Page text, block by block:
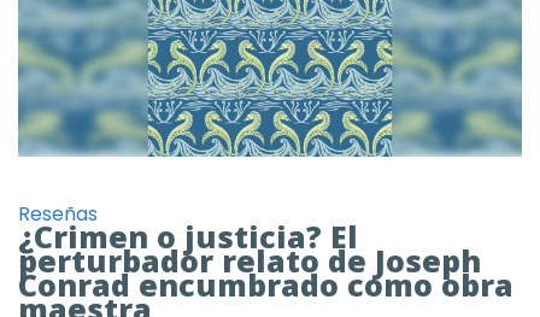
Reseñas
¿Crimen o justicia? El
perturbador relato de Joseph
Conrad encumbrado como obra
maestra